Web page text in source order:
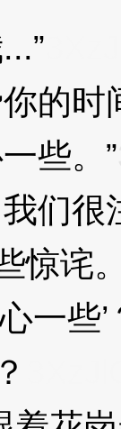
时
些。”
很
惊诧
些’